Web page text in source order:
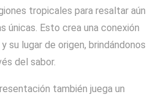
tropicales para resaltar aún
únicas. Esto crea una conexión
su lugar de origen, brindándonos
del sabor.
también juega un